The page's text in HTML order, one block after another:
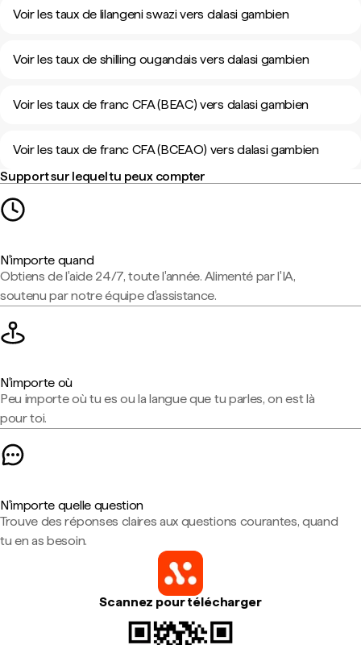
Voir les taux de lilangeni swazi vers dalasi gambien
Voir les taux de shilling ougandais vers dalasi gambien
Voir les taux de franc CFA (BEAC) vers dalasi gambien
Voir les taux de franc CFA (BCEAO) vers dalasi gambien
Support sur lequel tu peux compter
N'importe quand
Obtiens de l'aide 24/7, toute l'année. Alimenté par l'IA,
soutenu par notre équipe d'assistance.
N'importe où
Peu importe où tu es ou la langue que tu parles, on est là
pour toi.
N'importe quelle question
Trouve des réponses claires aux questions courantes, quand
tu en as besoin.
Scannez pour télécharger